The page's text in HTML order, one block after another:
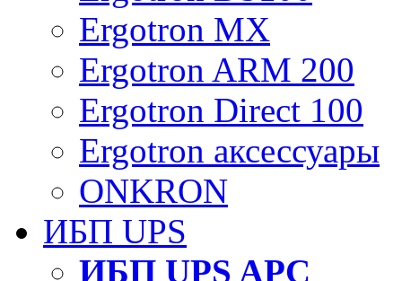
Ergotron MX
Ergotron ARM 200
Ergotron Direct 100
Ergotron аксессуары
ONKRON
ИБП UPS
ИБП UPS APC